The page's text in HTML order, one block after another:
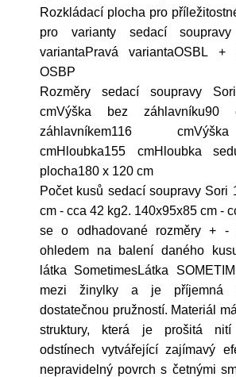
Rozkládací plocha pro
pro varianty sedací
variantaPravá variantaOSBL +
OSBP
Rozměry sedací soupravy
cmVýška bez záhlavníku90
záhlavníkem116
cmHloubka155 cmHloubka
plocha180 x 120 cm
Počet kusů sedací soupravy Sori
cm - cca 42 kg2. 140x95x85 cm -
se o odhadované rozměry +
ohledem na balení daného
látka SometimesLátka
mezi žinylky a je příjemná
dostatečnou pružností. Materiál
struktury, která je prošitá
odstínech vytvářející zajímavý
nepravidelný povrch s četnými